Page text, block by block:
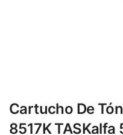
Cartucho De
8517K